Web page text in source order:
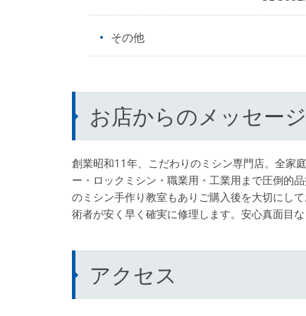
その他
お店からのメッセージ
創業昭和11年、こだわりのミシン専門店。全家
ー・ロックミシン・職業用・工業用まで圧倒的
のミシン手作り教室もありご購入後を大切にし
術者が安く早く確実に修理します。安心真面目
アクセス